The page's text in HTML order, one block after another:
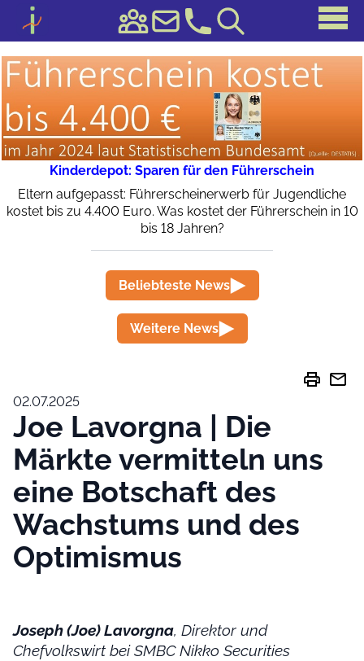
Kinderdepot: Sparen für den Führerschein
Eltern aufgepasst: Führerscheinerwerb für Jugendliche
kostet bis zu 4.400 Euro. Was kostet der Führerschein in 10
bis 18 Jahren?
Beliebteste News
Weitere News
print mail
02.07.2025
Joe Lavorgna | Die
Märkte vermitteln uns
eine Botschaft des
Wachstums und des
Optimismus
Joseph (Joe) Lavorgna, Direktor und
Chefvolkswirt bei SMBC Nikko Securities